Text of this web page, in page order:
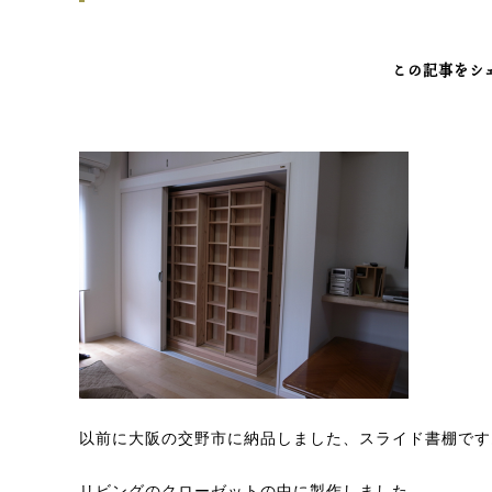
この記事をシ
以前に大阪の交野市に納品しました、スライド書棚です